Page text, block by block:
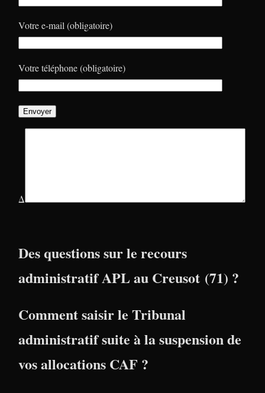
Votre e-mail (obligatoire)
Votre téléphone (obligatoire)
Δ
Des questions sur le recours
administratif APL au Creusot (71) ?
Comment saisir le Tribunal
administratif suite à la suspension de
vos allocations CAF ?